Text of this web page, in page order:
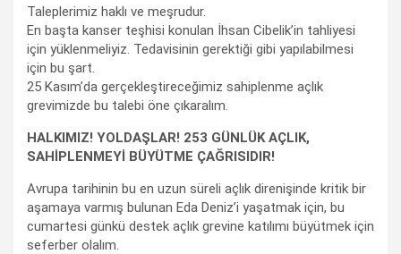
Taleplerimiz haklı ve meşrudur.
En başta kanser teşhisi konulan İhsan Cibelik’in tahliyesi
için yüklenmeliyiz. Tedavisinin gerektiği gibi yapılabilmesi
için bu şart.
25 Kasım’da gerçekleştireceğimiz sahiplenme açlık
grevimizde bu talebi öne çıkaralım.
HALKIMIZ! YOLDAŞLAR! 253 GÜNLÜK AÇLIK,
SAHİPLENMEYİ BÜYÜTME ÇAĞRISIDIR!
Avrupa tarihinin bu en uzun süreli açlık direnişinde kritik bir
aşamaya varmış bulunan Eda Deniz’i yaşatmak için, bu
cumartesi günkü destek açlık grevine katılımı büyütmek için
seferber olalım.